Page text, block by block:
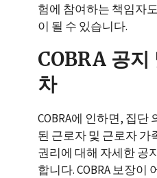
험에 참여하는 책임자
이 될 수 있습니다.
COBRA 공지
차
COBRA에 인하면, 집단
된 근로자 및 근로자 가
권리에 대해 자세한 공
합니다. COBRA 보장이